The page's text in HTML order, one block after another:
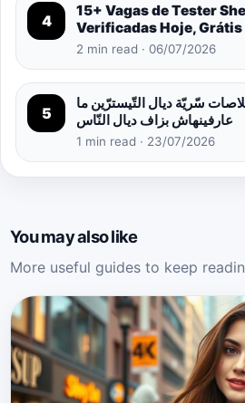
4
15+ Vagas de Tester
Verificadas Hoje, Grátis
2 min read · 06/07/2026
5
سّريّة ديال التّيسترّين ما
عارفينهاش بزاف ديال النّاس
1 min read · 23/07/2026
You may also like
More useful guides to keep